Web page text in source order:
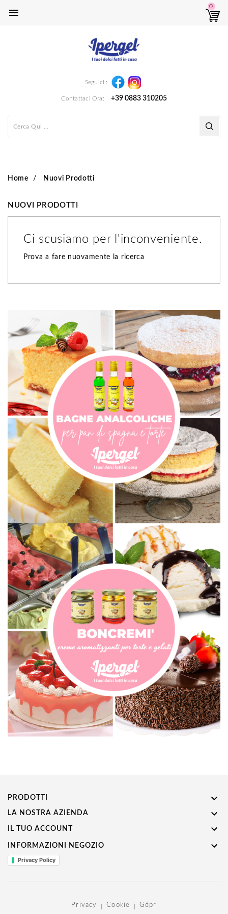

0
Seguici : Facebook
Contattaci Ora: +39 0883 310205
Home Nuovi Prodotti
NUOVI PRODOTTI
Ci scusiamo per l'inconveniente.
Prova a fare nuovamente la ricerca
PRODOTTI 
LA NOSTRA AZIENDA 
IL TUO ACCOUNT 
INFORMAZIONI NEGOZIO 
Privacy Policy
Privacy Cookie Gdpr